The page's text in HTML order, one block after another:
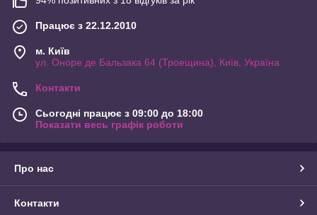
Працює з 22.12.2010
м. Київ
ул. Оноре де Бальзака 64 (Троещина), Київ, Україна
Контакти
Сьогодні працює з 09:00 до 18:00
Показати весь графік роботи
Про нас
Контакти